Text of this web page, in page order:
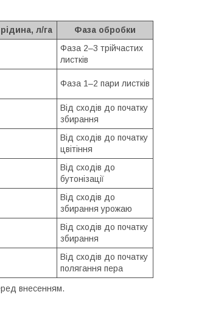
л/га Фаза обробки
Фаза 2–3 трійчастих
листків
Фаза 1–2 пари листків
Від сходів до початку
збирання
Від сходів до початку
цвітіння
Від сходів до
бутонізації
Від сходів до
збирання урожаю
Від сходів до початку
збирання
Від сходів до початку
полягання пера
внесенням.